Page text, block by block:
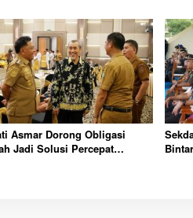
Asmar Dorong Obligasi
Jadi Solusi Percepat